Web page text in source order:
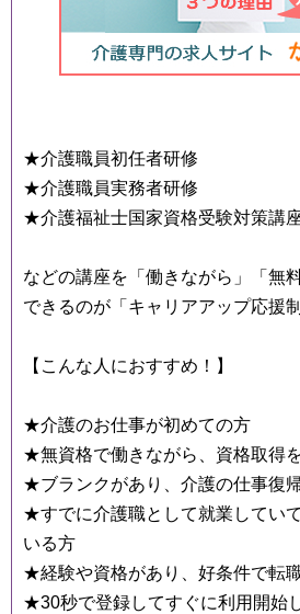
★介護職員初任者研修
★介護職員実務者研修
★介護福祉士国家資格受験対策講
などの講座を「働きながら」「無
できるのが「キャリアアップ応援
【こんな人におすすめ！】
★介護のお仕事が初めての方
★無資格で働きながら、資格取得
★ブランクがあり、介護の仕事復
★すでに介護職として就業してい
いる方
★経験や資格があり、好条件で転
★30秒で登録してすぐに利用開始